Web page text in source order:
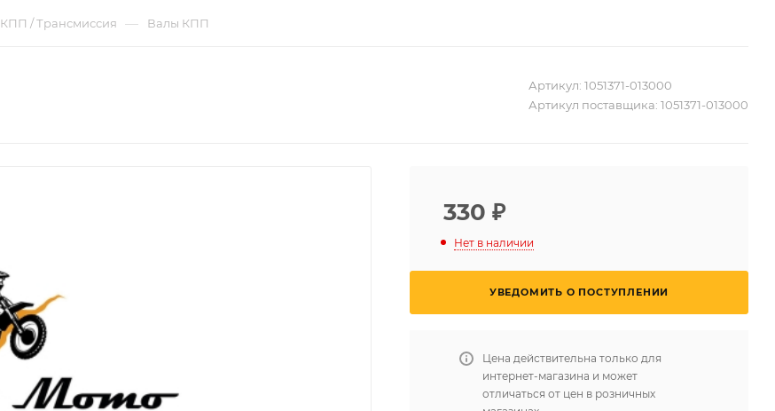
КПП / Трансмиссия — Валы КПП
Артикул: 1051371-013000
Артикул поставщика: 1051371-013000
330 ₽
Нет в наличии
УВЕДОМИТЬ О ПОСТУПЛЕНИИ
Цена действительна только для
интернет-магазина и может
отличаться от цен в розничных